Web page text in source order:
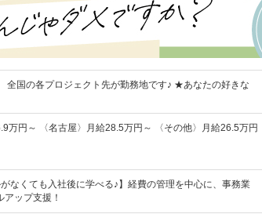
全国の各プロジェクト先が勤務地です♪ ★あなたの好きな
万円～ 〈名古屋〉月給28.5万円～ 〈その他〉月給26.5万円
なくても入社後に学べる♪】経費の管理を中心に、事務業
ップ支援！